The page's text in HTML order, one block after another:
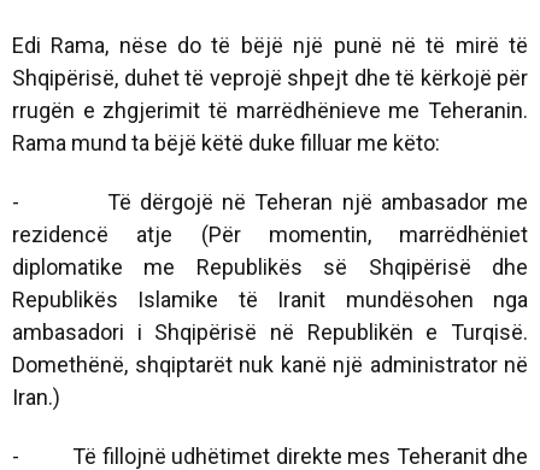
Edi Rama, nëse do të bëjë një punë në të mirë të
Shqipërisë, duhet të veprojë shpejt dhe të kërkojë për
rrugën e zhgjerimit të marrëdhënieve me Teheranin.
Rama mund ta bëjë këtë duke filluar me këto:
- Të dërgojë në Teheran një ambasador me
rezidencë atje (Për momentin, marrëdhëniet
diplomatike me Republikës së Shqipërisë dhe
Republikës Islamike të Iranit mundësohen nga
ambasadori i Shqipërisë në Republikën e Turqisë.
Domethënë, shqiptarët nuk kanë një administrator në
Iran.)
- Të fillojnë udhëtimet direkte mes Teheranit dhe